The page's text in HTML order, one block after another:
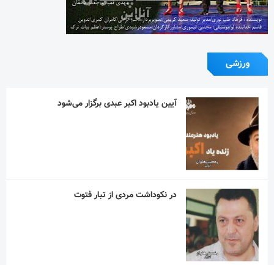
آیین یادبود اکبر عبدی برگزار می‌شود